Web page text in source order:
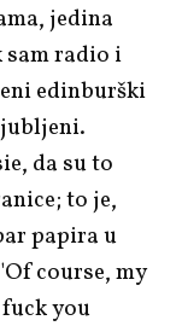
jedina
sam radio i
edinburški
da su to
to je,
papira u
course, my
you